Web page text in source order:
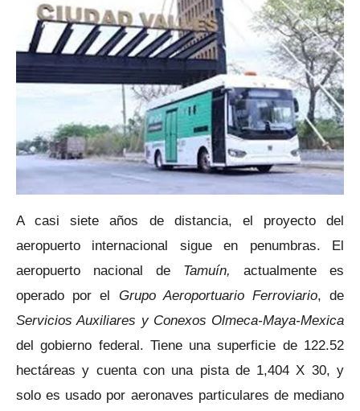
A casi siete años de distancia, el proyecto del
aeropuerto internacional sigue en penumbras. El
aeropuerto nacional de Tamuín, actualmente es
operado por el Grupo Aeroportuario Ferroviario, de
Servicios Auxiliares y Conexos Olmeca-Maya-Mexica
del gobierno federal. Tiene una superficie de 122.52
hectáreas y cuenta con una pista de 1,404 X 30, y
solo es usado por aeronaves particulares de mediano